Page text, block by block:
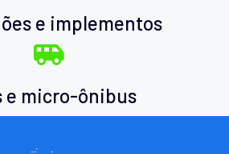
e implementos
e micro-ônibus